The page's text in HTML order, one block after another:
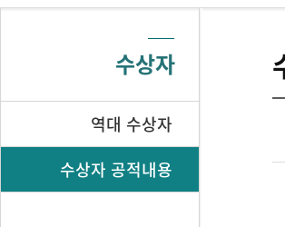
수상자
역대 수상자
수상자 공적내용